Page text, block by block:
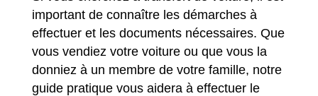
important de connaître les démarches à
effectuer et les documents nécessaires. Que
vous vendiez votre voiture ou que vous la
donniez à un membre de votre famille, notre
guide pratique vous aidera à effectuer le